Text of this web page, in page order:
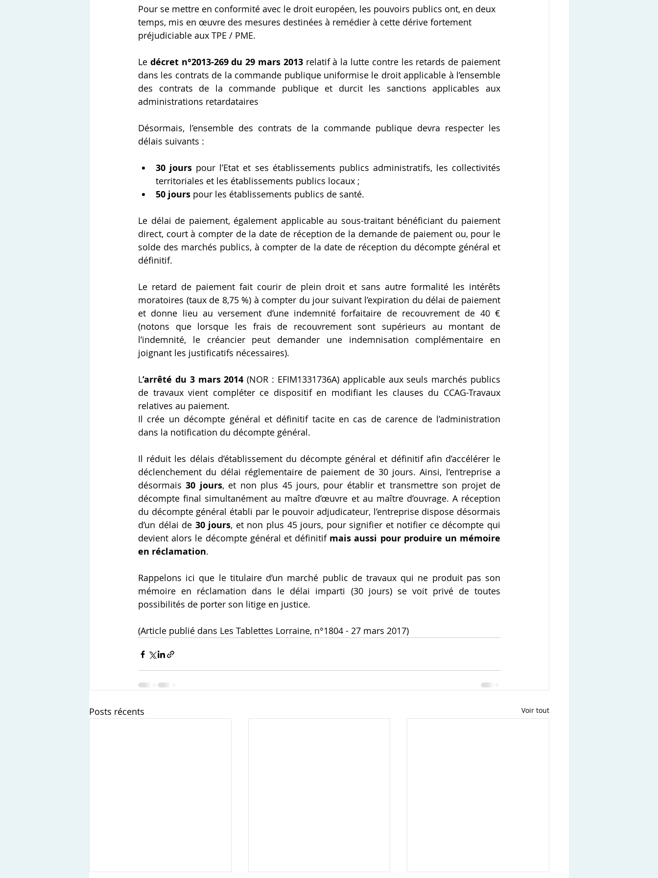
Pour se mettre en conformité avec le droit européen, les pouvoirs publics ont, en deux
temps, mis en œuvre des mesures destinées à remédier à cette dérive fortement
préjudiciable aux TPE / PME.
Le décret n°2013-269 du 29 mars 2013 relatif à la lutte contre les retards de paiement
dans les contrats de la commande publique uniformise le droit applicable à l’ensemble
des contrats de la commande publique et durcit les sanctions applicables aux
administrations retardataires
Désormais, l’ensemble des contrats de la commande publique devra respecter les
délais suivants :
30 jours pour l’Etat et ses établissements publics administratifs, les collectivités
territoriales et les établissements publics locaux ;
50 jours pour les établissements publics de santé.
Le délai de paiement, également applicable au sous-traitant bénéficiant du paiement
direct, court à compter de la date de réception de la demande de paiement ou, pour le
solde des marchés publics, à compter de la date de réception du décompte général et
définitif.
Le retard de paiement fait courir de plein droit et sans autre formalité les intérêts
moratoires (taux de 8,75 %) à compter du jour suivant l’expiration du délai de paiement
et donne lieu au versement d’une indemnité forfaitaire de recouvrement de 40 €
(notons que lorsque les frais de recouvrement sont supérieurs au montant de
l’indemnité, le créancier peut demander une indemnisation complémentaire en
joignant les justificatifs nécessaires).
L’arrêté du 3 mars 2014 (NOR : EFIM1331736A) applicable aux seuls marchés publics
de travaux vient compléter ce dispositif en modifiant les clauses du CCAG-Travaux
relatives au paiement.
Il crée un décompte général et définitif tacite en cas de carence de l’administration
dans la notification du décompte général.
Il réduit les délais d’établissement du décompte général et définitif afin d’accélérer le
déclenchement du délai réglementaire de paiement de 30 jours. Ainsi, l’entreprise a
désormais 30 jours, et non plus 45 jours, pour établir et transmettre son projet de
décompte final simultanément au maître d’œuvre et au maître d’ouvrage. A réception
du décompte général établi par le pouvoir adjudicateur, l’entreprise dispose désormais
d’un délai de 30 jours, et non plus 45 jours, pour signifier et notifier ce décompte qui
devient alors le décompte général et définitif mais aussi pour produire un mémoire
en réclamation.
Rappelons ici que le titulaire d’un marché public de travaux qui ne produit pas son
mémoire en réclamation dans le délai imparti (30 jours) se voit privé de toutes
possibilités de porter son litige en justice.
(Article publié dans Les Tablettes Lorraine, n°1804 - 27 mars 2017)
Posts récents Voir tout